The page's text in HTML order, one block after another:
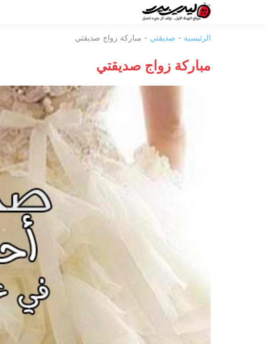
بيرد
الرئيسية - صديقتي - مباركة زواج صديقتي
مباركة زواج صديقتي